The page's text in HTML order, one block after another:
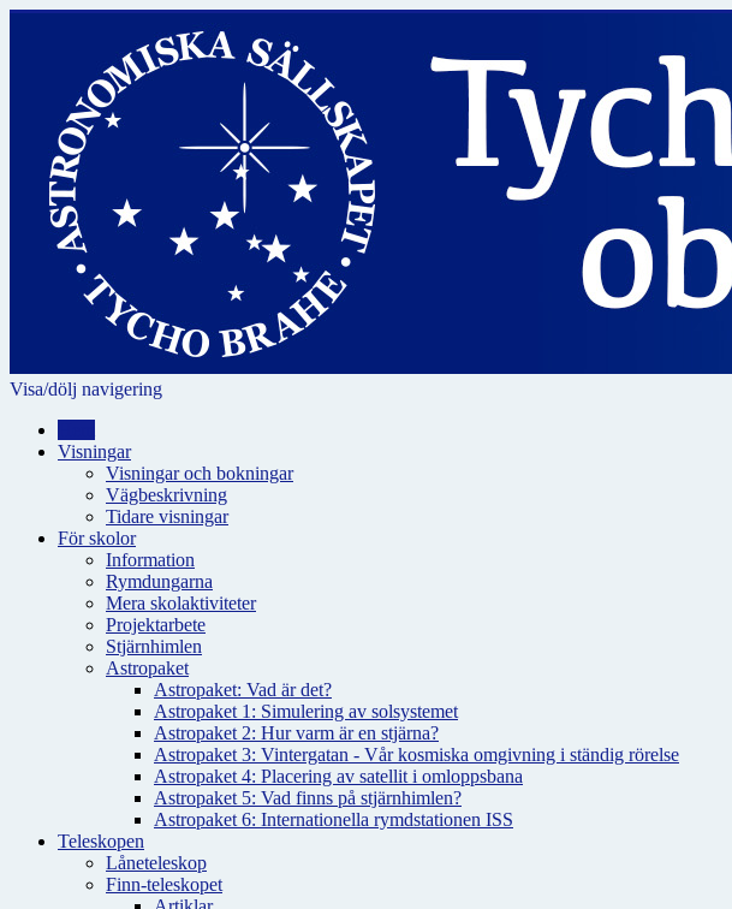
Visa/dölj navigering
Visningar
Visningar och bokningar
Vägbeskrivning
Tidare visningar
För skolor
Information
Rymdungarna
Mera skolaktiviteter
Projektarbete
Stjärnhimlen
Astropaket
Astropaket: Vad är det?
Astropaket 1: Simulering av solsystemet
Astropaket 2: Hur varm är en stjärna?
Astropaket 3: Vintergatan - Vår kosmiska omgivning i ständig rörelse
Astropaket 4: Placering av satellit i omloppsbana
Astropaket 5: Vad finns på stjärnhimlen?
Astropaket 6: Internationella rymdstationen ISS
Teleskopen
Låneteleskop
Finn-teleskopet